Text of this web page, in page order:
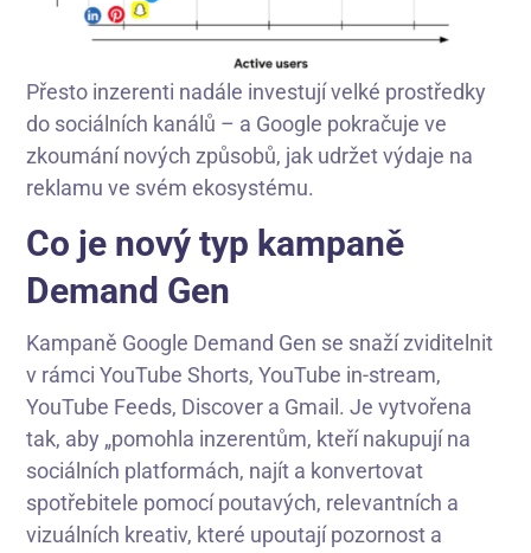
Přesto inzerenti nadále investují velké prostředky
do sociálních kanálů – a Google pokračuje ve
zkoumání nových způsobů, jak udržet výdaje na
reklamu ve svém ekosystému.
Co je nový typ kampaně
Demand Gen
Kampaně Google Demand Gen se snaží zviditelnit
v rámci YouTube Shorts, YouTube in-stream,
YouTube Feeds, Discover a Gmail. Je vytvořena
tak, aby „pomohla inzerentům, kteří nakupují na
sociálních platformách, najít a konvertovat
spotřebitele pomocí poutavých, relevantních a
vizuálních kreativ, které upoutají pozornost a